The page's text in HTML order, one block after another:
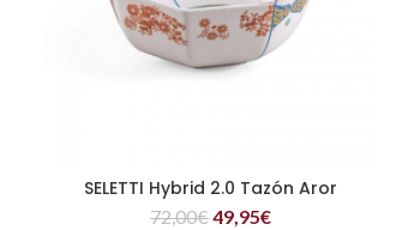
LEER MÁS
SELETTI Hybrid 2.0 Tazón Aror
72,00€49,95€